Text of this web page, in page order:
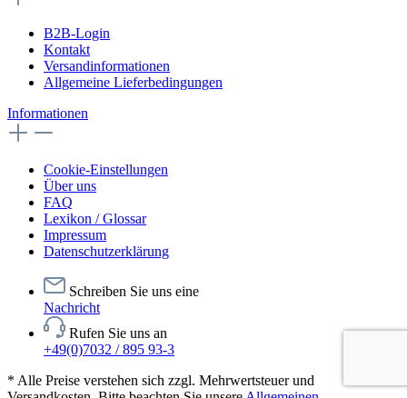
B2B-Login
Kontakt
Versandinformationen
Allgemeine Lieferbedingungen
Informationen
Cookie-Einstellungen
Über uns
FAQ
Lexikon / Glossar
Impressum
Datenschutzerklärung
Schreiben Sie uns eine
Nachricht
Rufen Sie uns an
+49(0)7032 / 895 93-3
* Alle Preise verstehen sich zzgl. Mehrwertsteuer und